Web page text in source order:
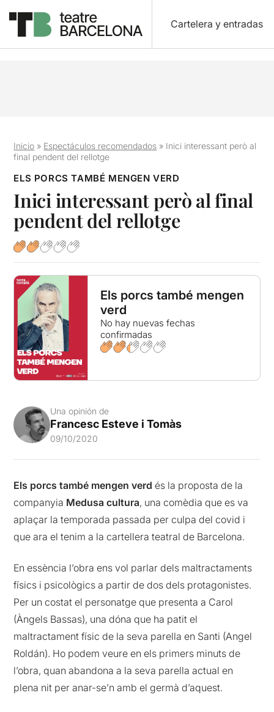
Cartelera y entradas
Inicio » Espectáculos recomendados » Inici interessant però al
final pendent del rellotge
ELS PORCS TAMBÉ MENGEN VERD
Inici interessant però al final
pendent del rellotge
Els porcs també mengen
verd
No hay nuevas fechas
confirmadas
Una opinión de
Francesc Esteve i Tomàs
09/10/2020
Els porcs també mengen verd és la proposta de la
companyia Medusa cultura, una comèdia que es va
aplaçar la temporada passada per culpa del covid i
que ara el tenim a la cartellera teatral de Barcelona.
En essència l’obra ens vol parlar dels maltractaments
físics i psicològics a partir de dos dels protagonistes.
Per un costat el personatge que presenta a Carol
(Àngels Bassas), una dóna que ha patit el
maltractament físic de la seva parella en Santi (Angel
Roldán). Ho podem veure en els primers minuts de
l’obra, quan abandona a la seva parella actual en
plena nit per anar-se’n amb el germà d’aquest.